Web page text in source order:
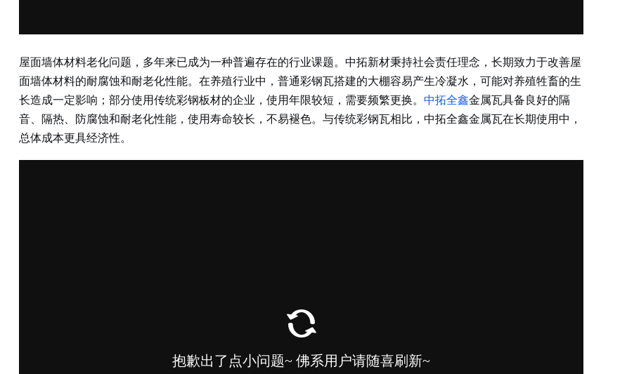
屋面墙体材料老化问题，多年来已成为一种普遍存在的行业课题。中拓新材秉持社会责任理念，长期致力于改善屋
面墙体材料的耐腐蚀和耐老化性能。在养殖行业中，普通彩钢瓦搭建的大棚容易产生冷凝水，可能对养殖牲畜的生
长造成一定影响；部分使用传统彩钢板材的企业，使用年限较短，需要频繁更换。 中拓全鑫金属瓦具备良好的隔
音、隔热、防腐蚀和耐老化性能，使用寿命较长，不易褪色。与传统彩钢瓦相比，中拓全鑫金属瓦在长期使用中，
总体成本更具经济性。